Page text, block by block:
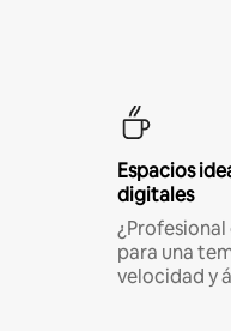
Espacios
digitales
para una
velocidad y